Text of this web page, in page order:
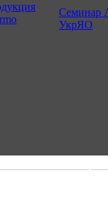
Семинар
УкрЯО